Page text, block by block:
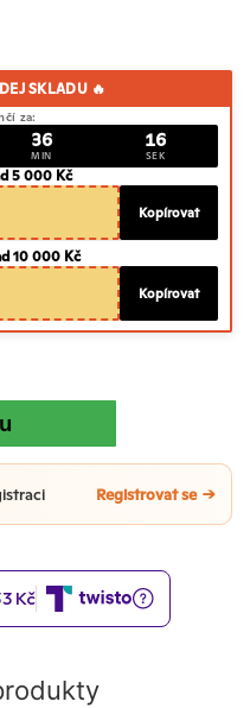
SKLADU 🔥
za:
36
MIN
16
SEK
5 000 Kč
Kopírovat
10 000 Kč
Kopírovat
Registrovat se